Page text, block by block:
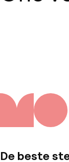
De beste